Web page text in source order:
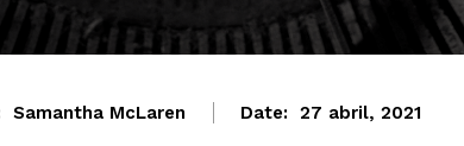
Samantha McLaren Date: 27 abril, 2021